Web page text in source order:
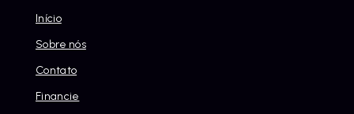
Início
Sobre nós
Contato
Financie